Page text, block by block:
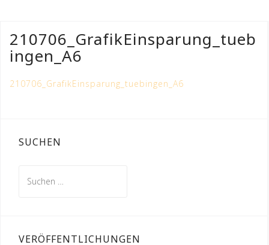
210706_GrafikEinsparung_tueb
ingen_A6
210706_GrafikEinsparung_tuebingen_A6
SUCHEN
nach:
VERÖFFENTLICHUNGEN